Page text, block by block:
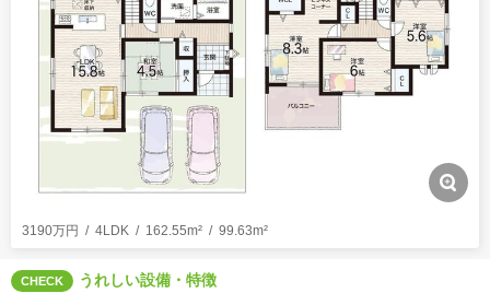
3190万円 4LDK 162.55m² 99.63m²
CHECK うれしい設備・特徴